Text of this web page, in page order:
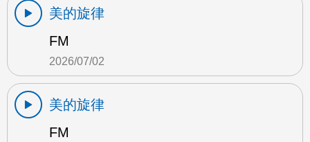
美的旋律
FM
2026/07/02
美的旋律
FM